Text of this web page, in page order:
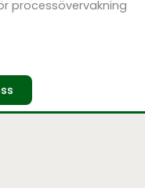
processövervakning